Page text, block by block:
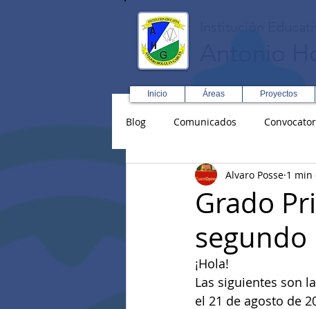
Inicio Áreas Proyectos
Blog Comunicados
Asopadres SENA
Educación Física R y D Inglés
Grado
Alvaro Posse 1 min
¡Hola!
Las siguientes son
el 21 de agosto de